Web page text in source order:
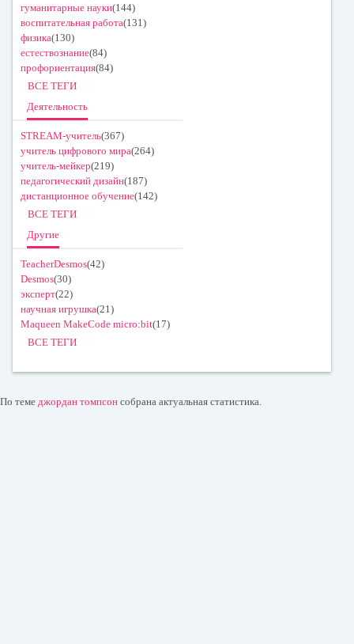
гуманитарные науки(144)
воспитательная работа(131)
физика(130)
естествознание(84)
профориентация(84)
ВСЕ ТЕГИ
Деятельность
STREAM-учитель(367)
учитель цифрового мира(264)
учитель-мейкер(219)
педагогический дизайн(187)
дистанционное обучение(142)
ВСЕ ТЕГИ
Другие
TeacherDesmos(42)
Desmos(30)
эксперт(22)
научная игрушка(21)
Maqueen MakeCode micro:bit(17)
ВСЕ ТЕГИ
По теме джордан томпсон собрана актуальная статистика.